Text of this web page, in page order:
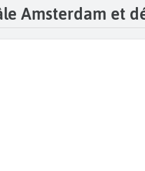
Amsterdam et